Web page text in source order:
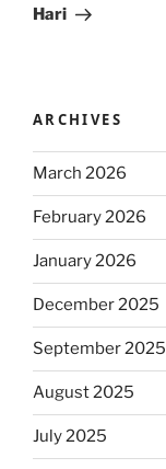
Hari
ARCHIVES
March 2026
February 2026
January 2026
December 2025
September 2025
August 2025
July 2025